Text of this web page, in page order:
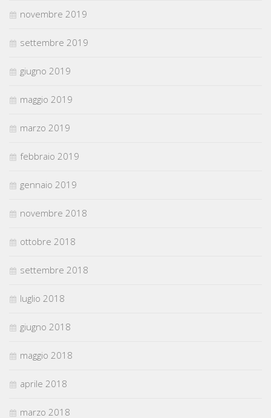
novembre 2019
settembre 2019
giugno 2019
maggio 2019
marzo 2019
febbraio 2019
gennaio 2019
novembre 2018
ottobre 2018
settembre 2018
luglio 2018
giugno 2018
maggio 2018
aprile 2018
marzo 2018